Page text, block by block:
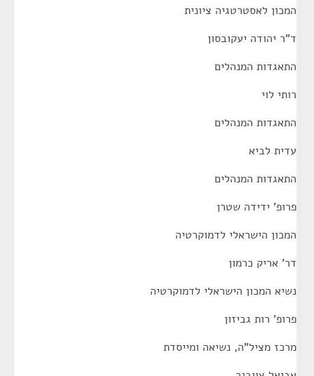
המכון לאסטרטגיה ציונית
ד"ר יהודה יעקובסון
התאגדות המנהלים
רותי לוי
התאגדות המנהלים
עדית לביא
התאגדות המנהלים
פרופ' ידידה שטרן
המכון הישראלי לדמוקרטיה
דר' אריק כרמון
נשיא המכון הישראלי לדמוקרטיה
פרופ' רות גביזון
מרכז מציל"ה, נשיאה ומייסדת